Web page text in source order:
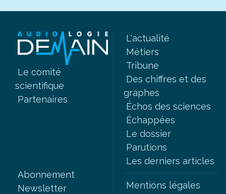
Le comité
scientifique
Partenaires
L'actualité
Métiers
Tribune
Des chiffres et des
graphes
Échos des sciences
Échappées
Le dossier
Parutions
Les derniers articles
Abonnement
Newsletter
Mentions légales